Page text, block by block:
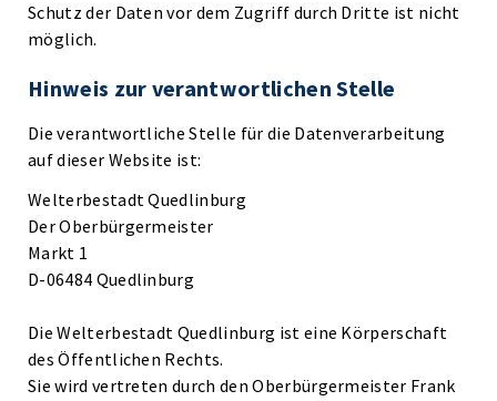
Schutz der Daten vor dem Zugriff durch Dritte ist nicht
möglich.
Hinweis zur verantwortlichen Stelle
Die verantwortliche Stelle für die Datenverarbeitung
auf dieser Website ist:
Welterbestadt Quedlinburg
Der Oberbürgermeister
Markt 1
D-06484 Quedlinburg
Die Welterbestadt Quedlinburg ist eine Körperschaft
des Öffentlichen Rechts.
Sie wird vertreten durch den Oberbürgermeister Frank